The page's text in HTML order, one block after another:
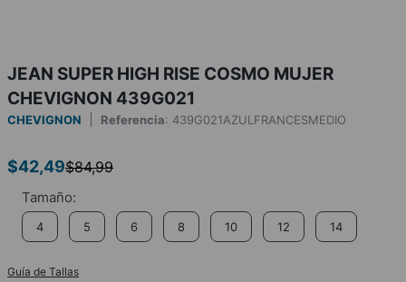
JEAN SUPER HIGH RISE COSMO MUJER
CHEVIGNON 439G021
CHEVIGNON Referencia: 439G021AZULFRANCESMEDIO
$42,49$84,99
4 5 6 8 10 12 14
Guía de Tallas